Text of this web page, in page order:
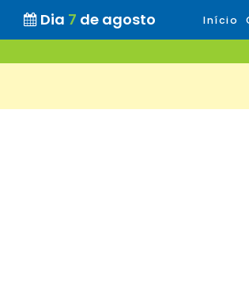
Dia 7 de agosto Início